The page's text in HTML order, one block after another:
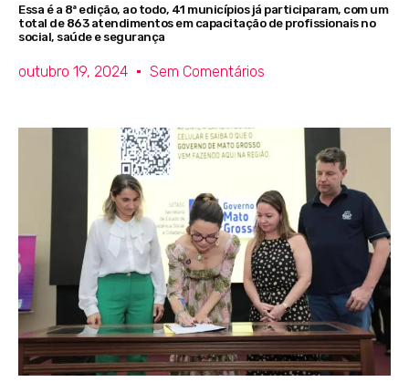
Essa é a 8ª edição, ao todo, 41 municípios já participaram, com um
total de 863 atendimentos em capacitação de profissionais no
social, saúde e segurança
outubro 19, 2024 Sem Comentários